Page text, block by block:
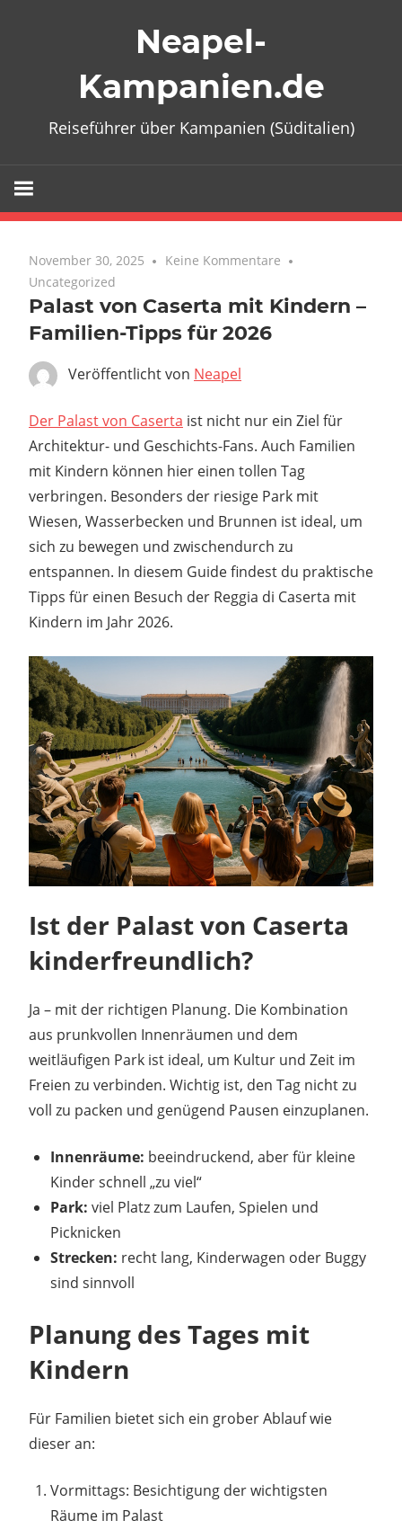
Neapel-
Kampanien.de
Reiseführer über Kampanien (Süditalien)
November 30, 2025
Keine Kommentare
Uncategorized
Palast von Caserta mit Kindern –
Familien-Tipps für 2026
Veröffentlicht von Neapel
Der Palast von Caserta ist nicht nur ein Ziel für
Architektur- und Geschichts-Fans. Auch Familien
mit Kindern können hier einen tollen Tag
verbringen. Besonders der riesige Park mit
Wiesen, Wasserbecken und Brunnen ist ideal, um
sich zu bewegen und zwischendurch zu
entspannen. In diesem Guide findest du praktische
Tipps für einen Besuch der Reggia di Caserta mit
Kindern im Jahr 2026.
Ist der Palast von Caserta
kinderfreundlich?
Ja – mit der richtigen Planung. Die Kombination
aus prunkvollen Innenräumen und dem
weitläufigen Park ist ideal, um Kultur und Zeit im
Freien zu verbinden. Wichtig ist, den Tag nicht zu
voll zu packen und genügend Pausen einzuplanen.
Innenräume: beeindruckend, aber für kleine
Kinder schnell „zu viel“
Park: viel Platz zum Laufen, Spielen und
Picknicken
Strecken: recht lang, Kinderwagen oder Buggy
sind sinnvoll
Planung des Tages mit
Kindern
Für Familien bietet sich ein grober Ablauf wie
dieser an:
Vormittags: Besichtigung der wichtigsten
Räume im Palast